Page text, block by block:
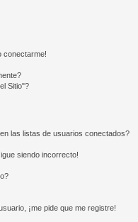
conectarme!
Sitio"?
las listas de usuarios conectados?
siendo incorrecto!
¡me pide que me registre!